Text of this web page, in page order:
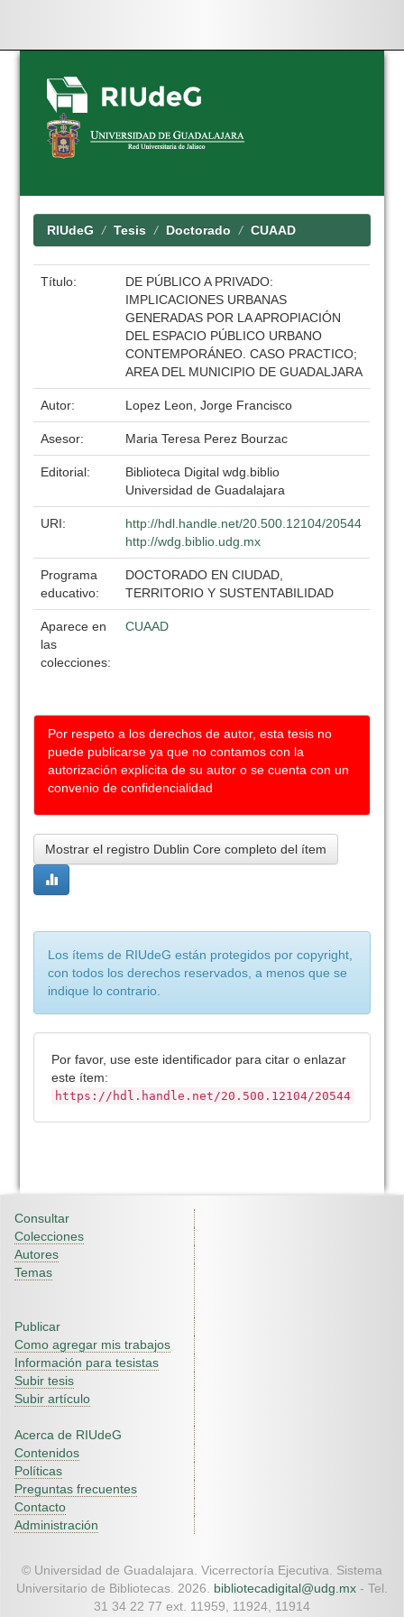
Skip
navigation
RIUdeG Tesis Doctorado CUAAD
Título:
DE PÚBLICO A PRIVADO:
IMPLICACIONES URBANAS
GENERADAS POR LA APROPIACIÓN
DEL ESPACIO PÚBLICO URBANO
CONTEMPORÁNEO. CASO PRACTICO;
AREA DEL MUNICIPIO DE GUADALJARA
Autor: Lopez Leon, Jorge Francisco
Asesor: Maria Teresa Perez Bourzac
Editorial:
Biblioteca Digital wdg.biblio
Universidad de Guadalajara
URI:
http://hdl.handle.net/20.500.12104/20544
http://wdg.biblio.udg.mx
Programa
educativo:
DOCTORADO EN CIUDAD,
TERRITORIO Y SUSTENTABILIDAD
Aparece en
las
colecciones:
CUAAD
Por respeto a los derechos de autor, esta tesis no
puede publicarse ya que no contamos con la
autorización explícita de su autor o se cuenta con un
convenio de confidencialidad
Mostrar el registro Dublin Core completo del ítem
Los ítems de RIUdeG están protegidos por copyright,
con todos los derechos reservados, a menos que se
indique lo contrario.
Por favor, use este identificador para citar o enlazar
este ítem:
https://hdl.handle.net/20.500.12104/20544
Consultar
Colecciones
Autores
Temas
Publicar
Como agregar mis trabajos
Información para tesistas
Subir tesis
Subir artículo
Acerca de RIUdeG
Contenidos
Políticas
Preguntas frecuentes
Contacto
Administración
© Universidad de Guadalajara. Vicerrectoría Ejecutiva. Sistema
Universitario de Bibliotecas. 2026. bibliotecadigital@udg.mx - Tel.
31 34 22 77 ext. 11959, 11924, 11914